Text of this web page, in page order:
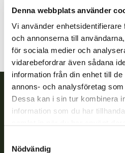
Denna webbplats använder
Vi använder
och annonserna till
för sociala medier och
vidarebefordrar även sådana
information från din enhet till
annons- och analysföretag
Dessa kan i sin tur kombinera
information som du har
Nödvändig
Finlands viltcentral
jaktvårdsföreningarnas